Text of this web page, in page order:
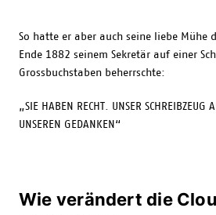
So hatte er aber auch seine liebe Mühe
Ende 1882 seinem Sekretär auf einer
Grossbuchstaben beherrschte:
„SIE HABEN RECHT. UNSER SCHREIBZEUG
UNSEREN GEDANKEN“
Wie verändert die